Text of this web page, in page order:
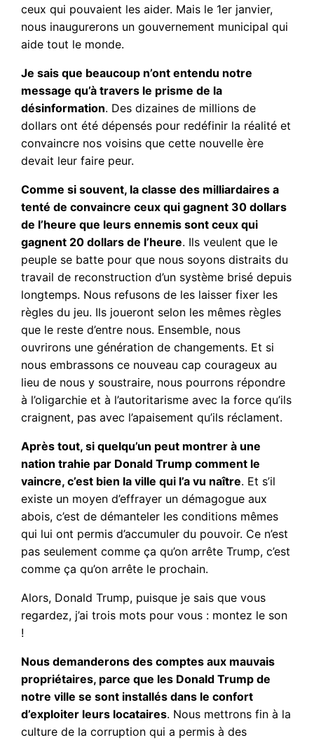
ceux qui pouvaient les aider. Mais le 1er janvier,
nous inaugurerons un gouvernement municipal qui
aide tout le monde.
Je sais que beaucoup n’ont entendu notre
message qu’à travers le prisme de la
désinformation. Des dizaines de millions de
dollars ont été dépensés pour redéfinir la réalité et
convaincre nos voisins que cette nouvelle ère
devait leur faire peur.
Comme si souvent, la classe des milliardaires a
tenté de convaincre ceux qui gagnent 30 dollars
de l’heure que leurs ennemis sont ceux qui
gagnent 20 dollars de l’heure. Ils veulent que le
peuple se batte pour que nous soyons distraits du
travail de reconstruction d’un système brisé depuis
longtemps. Nous refusons de les laisser fixer les
règles du jeu. Ils joueront selon les mêmes règles
que le reste d’entre nous. Ensemble, nous
ouvrirons une génération de changements. Et si
nous embrassons ce nouveau cap courageux au
lieu de nous y soustraire, nous pourrons répondre
à l’oligarchie et à l’autoritarisme avec la force qu’ils
craignent, pas avec l’apaisement qu’ils réclament.
Après tout, si quelqu’un peut montrer à une
nation trahie par Donald Trump comment le
vaincre, c’est bien la ville qui l’a vu naître. Et s’il
existe un moyen d’effrayer un démagogue aux
abois, c’est de démanteler les conditions mêmes
qui lui ont permis d’accumuler du pouvoir. Ce n’est
pas seulement comme ça qu’on arrête Trump, c’est
comme ça qu’on arrête le prochain.
Alors, Donald Trump, puisque je sais que vous
regardez, j’ai trois mots pour vous : montez le son
!
Nous demanderons des comptes aux mauvais
propriétaires, parce que les Donald Trump de
notre ville se sont installés dans le confort
d’exploiter leurs locataires. Nous mettrons fin à la
culture de la corruption qui a permis à des